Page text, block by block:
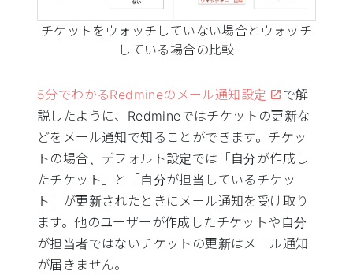
チケットをウォッチしていない場合とウォッチ
している場合の比較
5分でわかるRedmineのメール通知設定
で解
説したように、Redmineではチケットの更新な
どをメール通知で知ることができます。チケッ
トの場合、デフォルト設定では「自分が作成し
たチケット」と「自分が担当しているチケッ
ト」が更新されたときにメール通知を受け取り
ます。他のユーザーが作成したチケットや自分
が担当者ではないチケットの更新はメール通知
が届きません。